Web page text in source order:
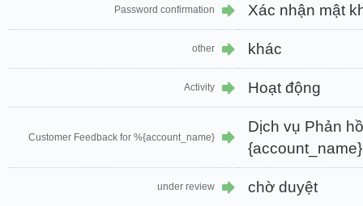
Password confirmation Xác nhận mật
other khác
Activity Hoạt động
Customer Feedback for %{account_name}
Dịch vụ Phản
{account_name}
under review chờ duyệt